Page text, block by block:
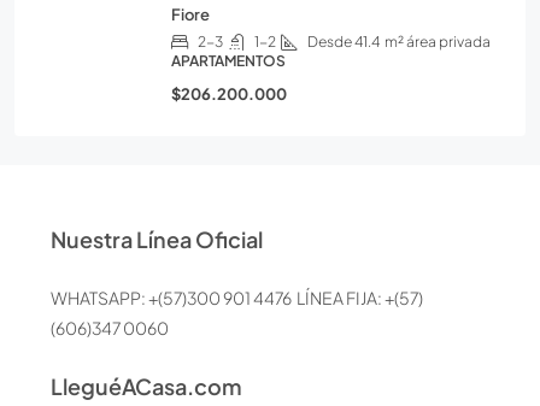
Fiore
2-3 1-2 Desde 41.4 m² área privada
APARTAMENTOS
$206.200.000
Nuestra Línea Oficial
WHATSAPP: +(57)300 901 4476 LÍNEA FIJA: +(57)
(606)347 0060
LleguéACasa.com